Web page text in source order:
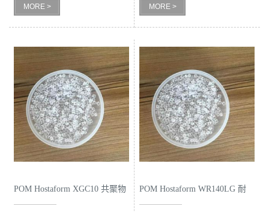
MORE > MORE >
POM Hostaform XGC10 共聚物
POM Hostaform WR140LG 耐
气候影响性